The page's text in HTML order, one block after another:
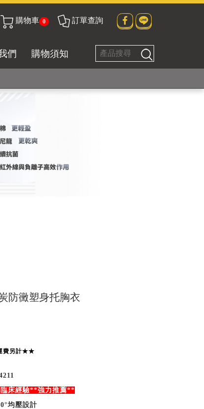
購物車 0 訂單查詢
們 購物須知
衣物No. 1
防黴塑身托胸衣
費另計★★
床經驗**強力推薦**
均壓設計